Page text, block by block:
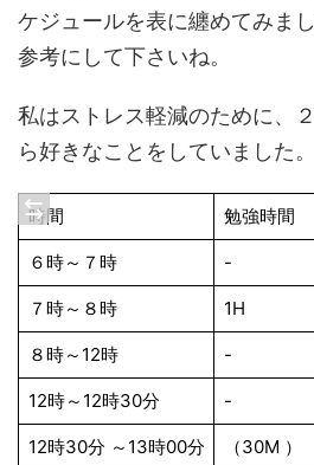
ケジュールを表に纏めてみま
参考にして下さいね。
私はストレス軽減のために、
ら好きなことをしていました。
時間 勉強時間
６時～７時 -
７時～８時 1H
８時～12時 -
12時～12時30分 -
12時30分 ～13時00分 （30M ）